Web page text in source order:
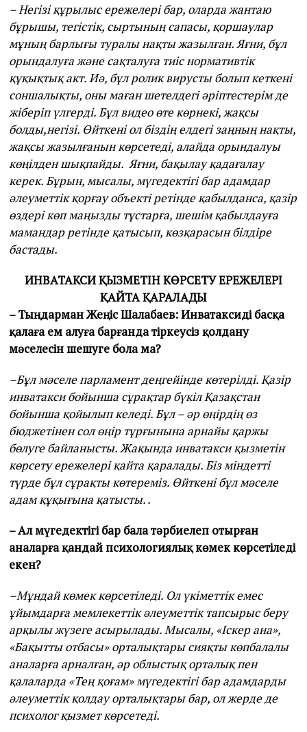
– Негізі құрылыс ережелері бар, оларда жантаю
бұрышы, тегістік, сыртының сапасы, қоршаулар
мұның барлығы туралы нақты жазылған. Яғни, бұл
орындалуға және сақталуға тиіс нормативтік
құқықтық акт. Иә, бұл ролик вирусты болып кеткені
соншалықты, оны маған шетелдегі әріптестерім де
жіберіп үлгерді. Бұл видео өте көрнекі, жақсы
болды,негізі. Өйткені ол біздің елдегі заңның нақты,
жақсы жазылғанын көрсетеді, алайда орындалуы
көңілден шықпайды. Яғни, бақылау қадағалау
керек. Бұрын, мысалы, мүгедектігі бар адамдар
әлеуметтік қорғау объекті ретінде қабылданса, қазір
өздері көп маңызды тұстарға, шешім қабылдауға
мамандар ретінде қатысып, көзқарасын білдіре
бастады.
ИНВАТАКСИ ҚЫЗМЕТІН КӨРСЕТУ ЕРЕЖЕЛЕРІ
ҚАЙТА ҚАРАЛАДЫ
– Тыңдарман Жеңіс Шалабаев: Инватаксиді басқа
қалаға ем алуға барғанда тіркеусіз қолдану
мәселесін шешуге бола ма?
–Бұл мәселе парламент деңгейінде көтерілді. Қазір
инватакси бойынша сұрақтар бүкіл Қазақстан
бойынша қойылып келеді. Бұл – әр өңірдің өз
бюджетінен сол өңір тұрғынына арнайы қаржы
бөлуге байланысты. Жақында инватакси қызметін
көрсету ережелері қайта қаралады. Біз міндетті
түрде бұл сұрақты көтереміз. Өйткені бұл мәселе
адам құқығына қатысты. .
– Ал мүгедектігі бар бала тәрбиелеп отырған
аналарға қандай психологиялық көмек көрсетіледі
екен?
–Мұндай көмек көрсетіледі. Ол үкіметтік емес
ұйымдарға мемлекеттік әлеуметтік тапсырыс беру
арқылы жүзеге асырылады. Мысалы, «Іскер ана»,
«Бақытты отбасы» орталықтары сияқты көпбалалы
аналарға арналған, әр облыстық орталық пен
қалаларда «Тең қоғам» мүгедектігі бар адамдарды
әлеуметтік қолдау орталықтары бар, ол жерде де
психолог қызмет көрсетеді.